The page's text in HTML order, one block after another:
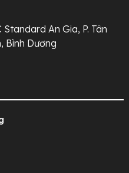
An Gia, P. Tân
Bình Dương